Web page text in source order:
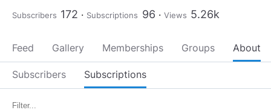
Subscribers 172 Subscriptions 96 Views 5.26k
Feed Gallery Memberships Groups About
Subscribers Subscriptions